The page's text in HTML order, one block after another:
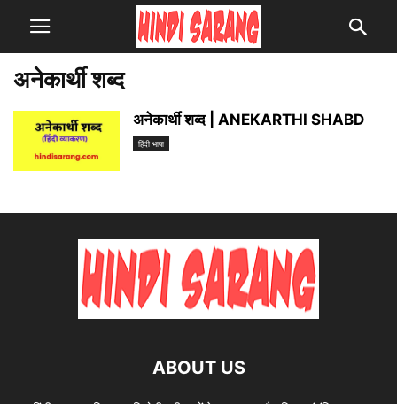
अनेकार्थी शब्द
अनेकार्थी शब्द | ANEKARTHI SHABD
हिंदी भाषा
ABOUT US